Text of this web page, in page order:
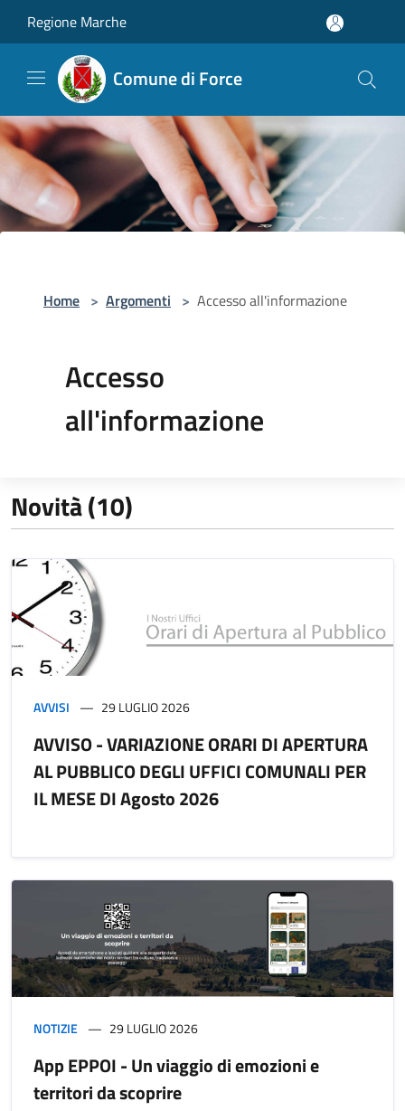
Regione Marche
Comune di Force
Home > Argomenti > Accesso all'informazione
Accesso
all'informazione
Novità (10)
AVVISI 29 LUGLIO 2026
AVVISO - VARIAZIONE ORARI DI APERTURA
AL PUBBLICO DEGLI UFFICI COMUNALI PER
IL MESE DI Agosto 2026
NOTIZIE 29 LUGLIO 2026
App EPPOI - Un viaggio di emozioni e
territori da scoprire